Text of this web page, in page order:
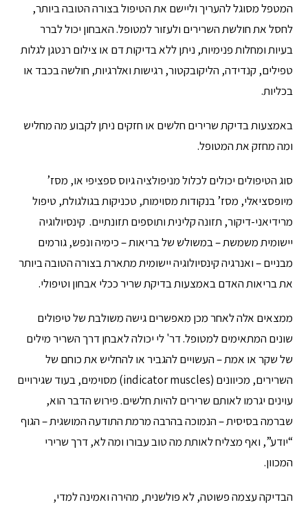
המטפל מסוגל להעריך וליישם את הטיפול בצורה הטובה ביותר,
לחסל את חולשת השרירים ולעזור למטופל. האבחון יכול לברר
בעיות ומחלות פנימיות, ניתן ללא בדיקות דם או צילום רנטגן לגלות
טפילים, קנדידה, הליקובקטור, רגישות ואלרגיות, חולשה בכבד או
בכליות.
באמצעות בדיקת שרירים חלשים או חזקים ניתן לקבוע מה מחליש
ומה מחזק את המטופל.
סוג הטיפולים יכולים לכלול מניפולציה גיוס ספציפי או, מסז’
מיופסציאלי, מסז’ בנקודות מסוימות, טכניקות בגולגולת, טיפול
מרידיאני-דיקור, תזונה קלינית ותוספים תזונתיים. קינסיולוגיה
יישומית משמשת – במשולש של בריאות – כימיה ונפש, גורמים
מבניים – ואנרגיה קינסיולוגיה יישומית מתארת בצורה הטובה ביותר
את בריאות האדם באמצעות בדיקת שריר ככלי אבחון וטיפולי.
ממצאים אלה לאחר מכן מאפשרים גישה משולבת של טיפולים
שונים המתאימים למטופל. דר' לי יכולה לאבחן דרך השריר מילים
של שקר או אמת – העשויים להגביר או להחליש את כוחם של
השרירים, מכיוונים (indicator muscles) מסוימים, בעוד שגירויים
עוינים יגרמו לאותם שרירים להיות חלשים. פירוש הדבר הוא,
שברמה בסיסית – הנמוכה בהרבה מרמת התודעה המושגית – הגוף
“יודע”, ואף מצליח לאותת מה טוב עבורו ומה לא, דרך שרירי
המכוון.
הבדיקה עצמה פשוטה, לא פולשנית, מהירה ואמינה למדי,